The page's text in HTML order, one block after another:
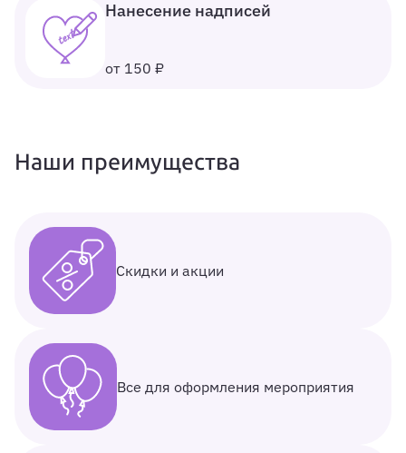
Нанесение надписей
от 150 ₽
Наши преимущества
Скидки и акции
Все для оформления мероприятия